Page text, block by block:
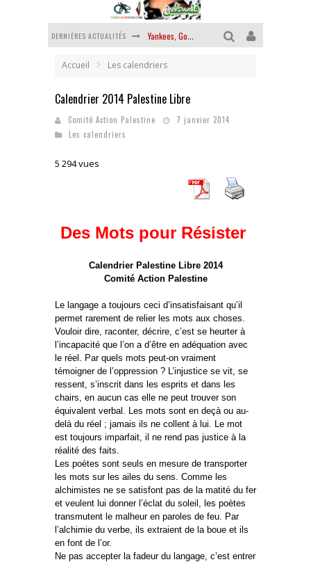
DERNIÈRES ACTUALITÉS Yankees, Go home !
Des accords de paix sans le peuple et contre le peuple
Accueil Les calendriers
Calendrier 2014 Palestine Libre
Comité Action Palestine
7 janvier 2014
Les calendriers
5 294 vues
Des Mots pour Résister
Calendrier Palestine Libre 2014
Comité Action Palestine
Le langage a toujours ceci d’insatisfaisant qu’il
permet rarement de relier les mots aux choses.
Vouloir dire, raconter, décrire, c’est se heurter à
l’incapacité que l’on a d’être en adéquation avec
le réel. Par quels mots peut-on vraiment
témoigner de l’oppression ? L’injustice se vit, se
ressent, s’inscrit dans les esprits et dans les
chairs, en aucun cas elle ne peut trouver son
équivalent verbal. Les mots sont en deçà ou au-
delà du réel ; jamais ils ne collent à lui. Le mot
est toujours imparfait, il ne rend pas justice à la
réalité des faits.
Les poètes sont seuls en mesure de transporter
les mots sur les ailes du sens. Comme les
alchimistes ne se satisfont pas de la matité du fer
et veulent lui donner l’éclat du soleil, les poètes
transmutent le malheur en paroles de feu. Par
l’alchimie du verbe, ils extraient de la boue et ils
en font de l’or.
Ne pas accepter la fadeur du langage, c’est entrer